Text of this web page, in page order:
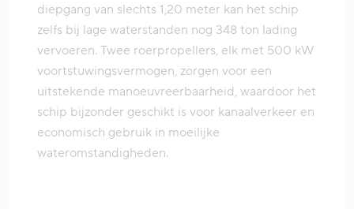
diepgang van slechts 1,20 meter kan het schip
zelfs bij lage waterstanden nog 348 ton lading
vervoeren. Twee roerpropellers, elk met 500 kW
voortstuwingsvermogen, zorgen voor een
uitstekende manoeuvreerbaarheid, waardoor het
schip bijzonder geschikt is voor kanaalverkeer en
economisch gebruik in moeilijke
wateromstandigheden.